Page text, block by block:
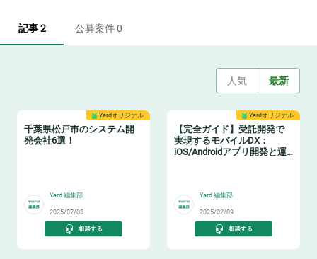
記事 2 公募案件 0
人気 最新
Yardオリジナル
千葉県松戸市のシステム開
発会社6選！
Yard 編集部
2025/07/03
相談する
Yardオリジナル
【完全ガイド】受託開発で
実現するモバイルDX：
iOS/Androidアプリ開発と運
Yard 編集部
2025/02/09
相談する